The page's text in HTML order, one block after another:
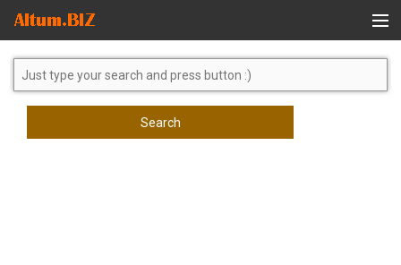
Global Search
Search